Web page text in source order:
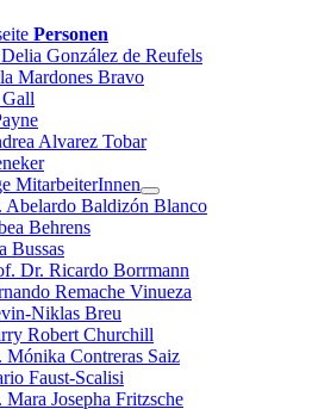
Personen
González de Reufels
Mardones Bravo
Alvarez Tobar
MitarbeiterInnen
Abelardo Baldizón Blanco
Behrens
Bussas
Dr. Ricardo Borrmann
Remache Vinueza
Niklas Breu
Robert Churchill
Mónika Contreras Saiz
Faust-Scalisi
Mara Josepha Fritzsche